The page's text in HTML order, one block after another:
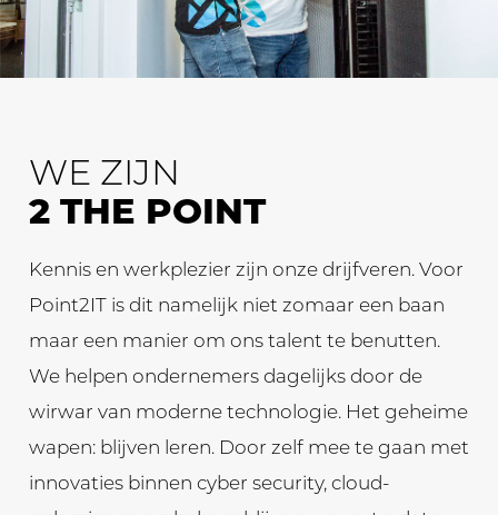
WE ZIJN
2 THE POINT
Kennis en werkplezier zijn onze drijfveren. Voor
Point2IT is dit namelijk niet zomaar een baan
maar een manier om ons talent te benutten.
We helpen ondernemers dagelijks door de
wirwar van moderne technologie. Het geheime
wapen: blijven leren. Door zelf mee te gaan met
innovaties binnen cyber security, cloud-